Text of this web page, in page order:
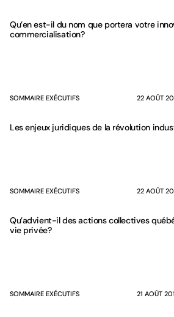
Qu’en est-il du nom que portera votre
commercialisation?
SOMMAIRE EXÉCUTIFS 22 AOÛT
Les enjeux juridiques de la révolution
SOMMAIRE EXÉCUTIFS 22 AOÛT
Qu’advient-il des actions collectives
vie privée?
SOMMAIRE EXÉCUTIFS 21 AOÛT